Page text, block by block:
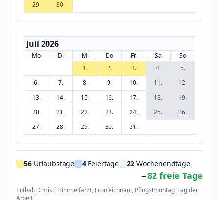
29.
30.
Juli 2026
Mo Di Mi Do Fr Sa
So
1.
2. 3. 4.
5.
6.
7. 8. 9. 10. 11.
12.
13.
14. 15. 16. 17. 18.
19.
20.
21. 22. 23. 24. 25.
26.
27.
28. 29. 30. 31.
56 Urlaubstage 4 Feiertage 22 Wochenendtage
→82 freie Tage
Enthält: Christi Himmelfahrt, Fronleichnam, Pfingstmontag, Tag der
Arbeit